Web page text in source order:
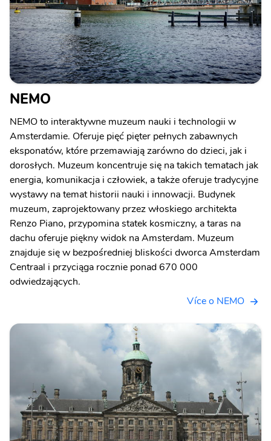
NEMO
NEMO to interaktywne muzeum nauki i technologii w
Amsterdamie. Oferuje pięć pięter pełnych zabawnych
eksponatów, które przemawiają zarówno do dzieci, jak i
dorosłych. Muzeum koncentruje się na takich tematach jak
energia, komunikacja i człowiek, a także oferuje tradycyjne
wystawy na temat historii nauki i innowacji. Budynek
muzeum, zaprojektowany przez włoskiego architekta
Renzo Piano, przypomina statek kosmiczny, a taras na
dachu oferuje piękny widok na Amsterdam. Muzeum
znajduje się w bezpośredniej bliskości dworca Amsterdam
Centraal i przyciąga rocznie ponad 670 000
odwiedzających.
Více o NEMO